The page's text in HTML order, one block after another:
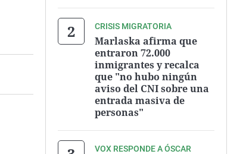
CRISIS MIGRATORIA
Marlaska afirma que
entraron 72.000
inmigrantes y recalca
que "no hubo ningún
aviso del CNI sobre una
entrada masiva de
personas"
VOX RESPONDE A ÓSCAR